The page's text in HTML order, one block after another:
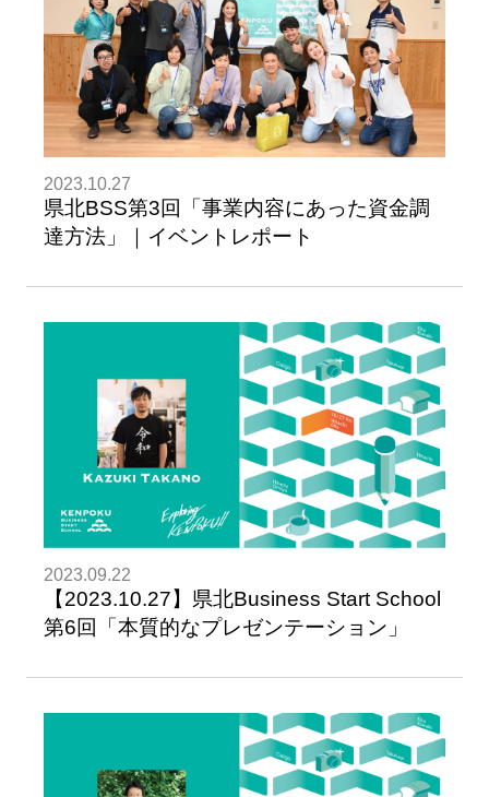
2023.10.27
県北BSS第3回「事業内容にあった資金調
達方法」｜イベントレポート
2023.09.22
【2023.10.27】県北Business Start School
第6回「本質的なプレゼンテーション」